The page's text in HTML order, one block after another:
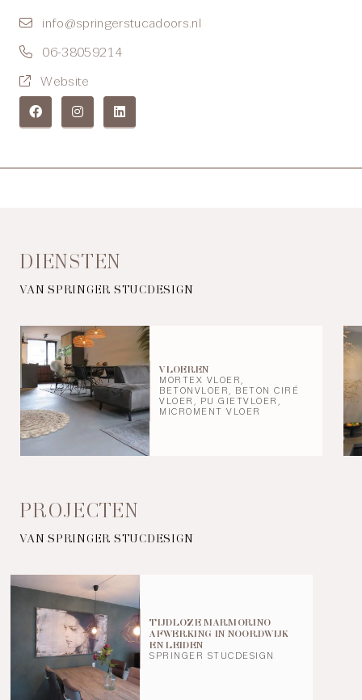
info@springerstucadoors.nl
06-38059214
Website
DIENSTEN
VAN SPRINGER STUCDESIGN
VLOEREN
MORTEX VLOER,
BETONVLOER, BETON CIRÉ
VLOER, PU GIETVLOER,
MICROMENT VLOER
PROJECTEN
VAN SPRINGER STUCDESIGN
TIJDLOZE MARMORINO
AFWERKING IN NOORDWIJK
EN LEIDEN
SPRINGER STUCDESIGN